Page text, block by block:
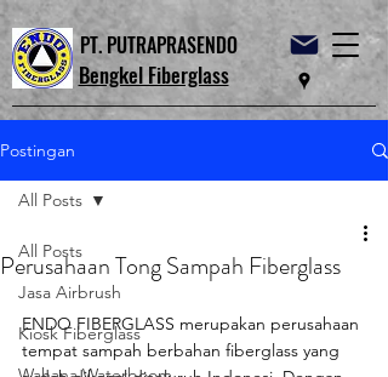
PT. PUTRAPRASENDO
Bengkel Fiberglass
Postingan
All Posts
Jasa Airbrush
Kiosk Fiberglass
All Posts
Perusahaan Tong Sampah Fiberglass
ENDO FIBERGLASS merupakan perusahaan
tempat sampah berbahan fiberglass yang